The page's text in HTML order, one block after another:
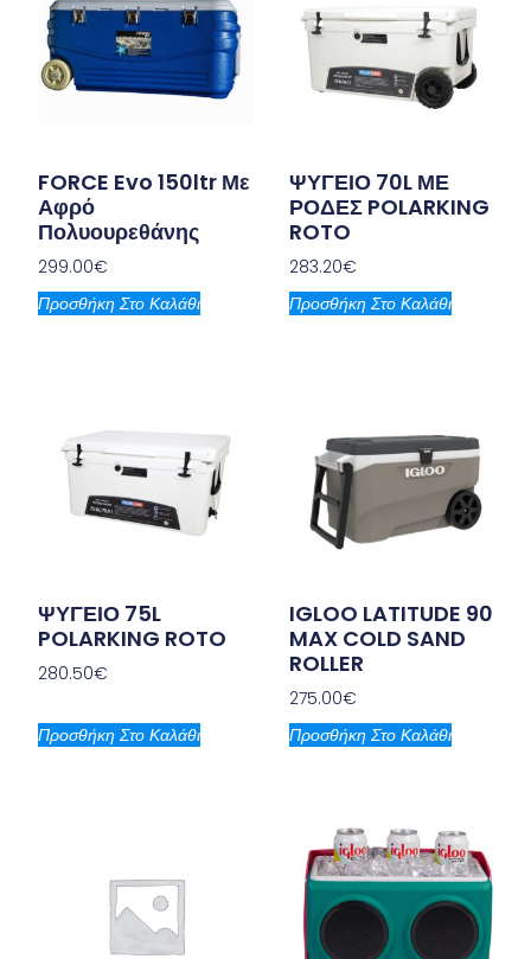
FORCE Evo 150ltr Με
Αφρό
Πολυουρεθάνης
299.00€
Προσθήκη Στο Καλάθι
ΨΥΓΕΙΟ 70L ΜΕ
ΡΟΔΕΣ POLARKING
ROTO
283.20€
Προσθήκη Στο Καλάθι
ΨΥΓΕΙΟ 75L
POLARKING ROTO
280.50€
Προσθήκη Στο Καλάθι
IGLOO LATITUDE 90
MAX COLD SAND
ROLLER
275.00€
Προσθήκη Στο Καλάθι